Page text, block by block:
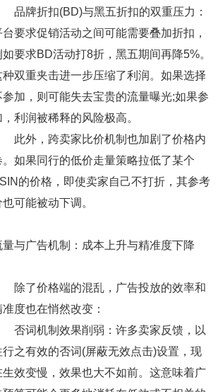
牌折扣(BD)与黑五折扣的双重压力：
台要求促销活动之间可能需要叠加折扣，
如要求BD活动打8折，黑五期间再降5%。
种双重夹击进一步压缩了利润。如果选择
参加，则可能失去宝贵的流量曝光;如果参
，利润被稀释的风险极高。
外，跨卖家比价机制也加剧了价格内
。如果同行的低价走量策略拉低了某个
的价格，即使卖家自己不打折，其参考
也可能被动下调。
量与广告机制：成本上升与精准度下降
了价格端的混乱，广告投放的效率和
准度也在悄然改变：
词机制效果削弱：许多卖家反馈，以
行之有效的否词(屏蔽无效点击)设置，现
生效变慢，效果也大不如前。这意味着广